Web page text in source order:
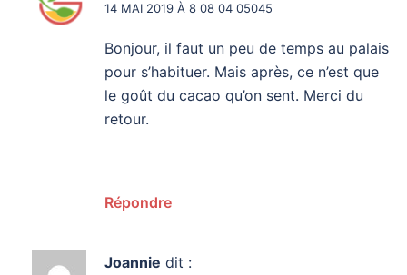
14 MAI 2019 À 8 08 04 05045
Bonjour, il faut un peu de temps au palais
pour s’habituer. Mais après, ce n’est que
le goût du cacao qu’on sent. Merci du
retour.
Répondre
Joannie dit :